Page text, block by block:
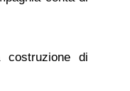
costruzione di